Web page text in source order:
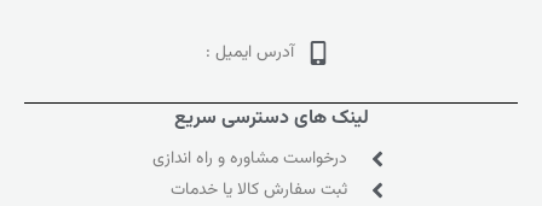
آدرس ایمیل :
لینک های دسترسی سریع
درخواست مشاوره و راه اندازی
ثبت سفارش کالا یا خدمات